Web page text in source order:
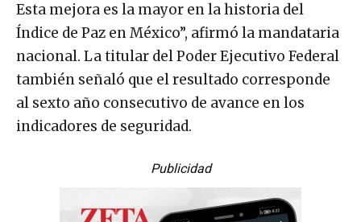
Esta mejora es la mayor en la historia del
Índice de Paz en México”, afirmó la mandataria
nacional. La titular del Poder Ejecutivo Federal
también señaló que el resultado corresponde
al sexto año consecutivo de avance en los
indicadores de seguridad.
Publicidad